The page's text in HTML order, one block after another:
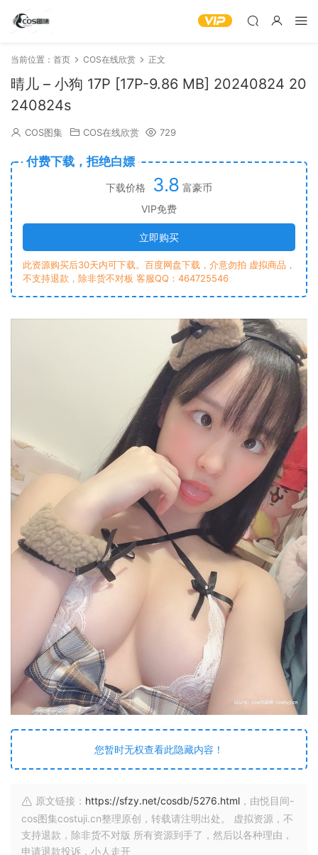
当前位置： 首页 COS在线欣赏 正文
晴儿 – 小狗 17P [17P-9.86 MB] 20240824 20
240824s
COS图集 COS在线欣赏 729
付费下载，拒绝白嫖
下载价格 3.8 富豪币
VIP免费
立即购买
此资源购买后30天内可下载。百度网盘下载，介意勿拍 虚拟商品，
不支持退款，除非货不对板 客服QQ：464725546
您暂时无权查看此隐藏内容！
原文链接： https://sfzy.net/cosdb/5276.html ，由悦目间-
cos图集costuji.cn整理原创，转载请注明出处。 虚拟资源，不
支持退款，除非货不对版 所有资源到手了，然后以各种理由，
申请退款投诉，小人走开